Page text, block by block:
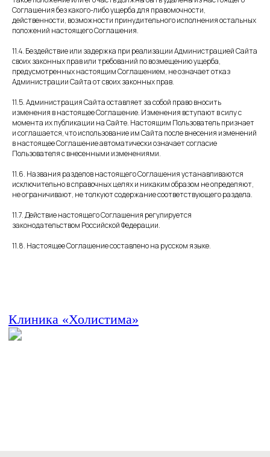
Соглашения без какого-либо ущерба для правомочности,
действенности, возможности принудительного исполнения остальных
положений настоящего Соглашения.
11.4. Бездействие или задержка при реализации Администрацией Сайта
своих законных прав или требований по возмещению ущерба,
предусмотренных настоящим Соглашением, не означает отказ
Администрации Сайта от своих законных прав.
11.5. Администрация Сайта оставляет за собой право вносить
изменения в настоящее Соглашение. Изменения вступают в силу с
момента их публикации на Сайте. Настоящим Пользователь признает
и соглашается, что использование им Сайта после внесения изменений
в настоящее Соглашение автоматически означает согласие
Пользователя с внесенными изменениями.
11.6. Названия разделов настоящего Соглашения устанавливаются
исключительно в справочных целях и никаким образом не определяют,
не ограничивают, не толкуют содержание соответствующего раздела.
11.7. Действие настоящего Соглашения регулируется
законодательством Российской Федерации.
11.8. Настоящее Соглашение составлено на русском языке.
Записаться на прием
ОТПРАВЬТЕ ЗАЯВКУ
Администратор перезвонит вам
и проконсультирует
*Холистические методики не являются заменой
клинических рекомендаций по лечению заболеваний
Политика обработки персональных данных
Согласие пользователя сайта на обработку персональных
данных